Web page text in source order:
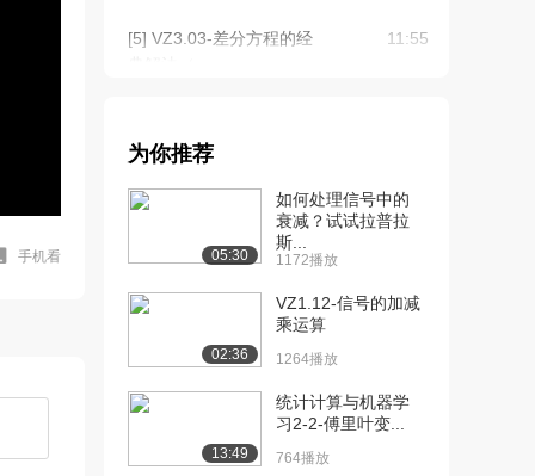
手机看
[5] VZ3.03-差分方程的经
11:55
典解法（...
[7] VZ3.04-零输入响应的
定义和求...
05:14
[8] VZ3.05-零状态响应的
定义和求...
[9] VZ3.05-零状态响应的
定义和求...
1646播放
05:20
为你推荐
05:30
如何处理信号中的
衰减？试试拉普拉
斯...
1172播放
02:36
VZ1.12-信号的加减
乘运算
1264播放
13:49
统计计算与机器学
习2-2-傅里叶变...
764播放